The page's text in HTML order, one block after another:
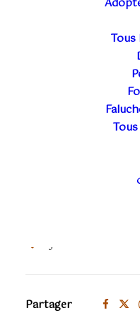
Tous
0.3
rougeAjouter à ma liste
Partager